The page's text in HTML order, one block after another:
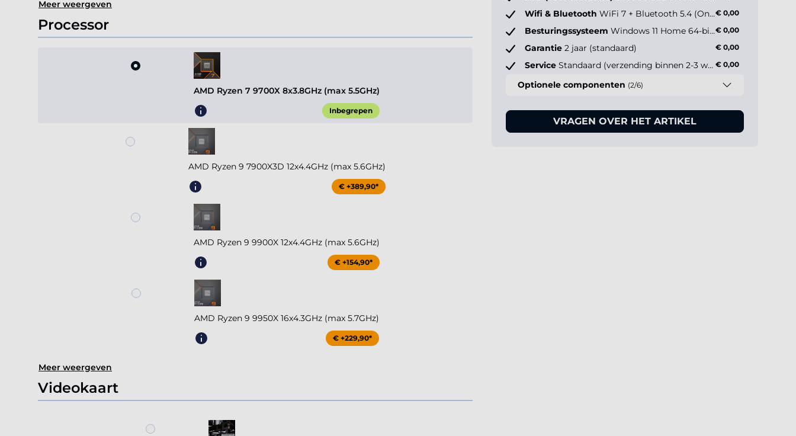
2
of
4
Meer weergeven
Processor
AMD Ryzen 7 9700X 8x3.8GHz (max 5.5GHz)
Inbegrepen
AMD Ryzen 9 7900X3D 12x4.4GHz (max 5.6GHz)
€ +389,90*
AMD Ryzen 9 9900X 12x4.4GHz (max 5.6GHz)
€ +154,90*
AMD Ryzen 9 9950X 16x4.3GHz (max 5.7GHz)
€ +229,90*
Meer weergeven
Videokaart
Wifi & Bluetooth WiFi 7 + Bluetooth 5.4 (Onboard)€ 0,00
Besturingssysteem Windows 11 Home 64-bit NL€ 0,00
Garantie 2 jaar (standaard) € 0,00
Service Standaard (verzending binnen 2-3 werkdagen) € 0,00
Optionele componenten (2/6)
VRAGEN OVER HET ARTIKEL